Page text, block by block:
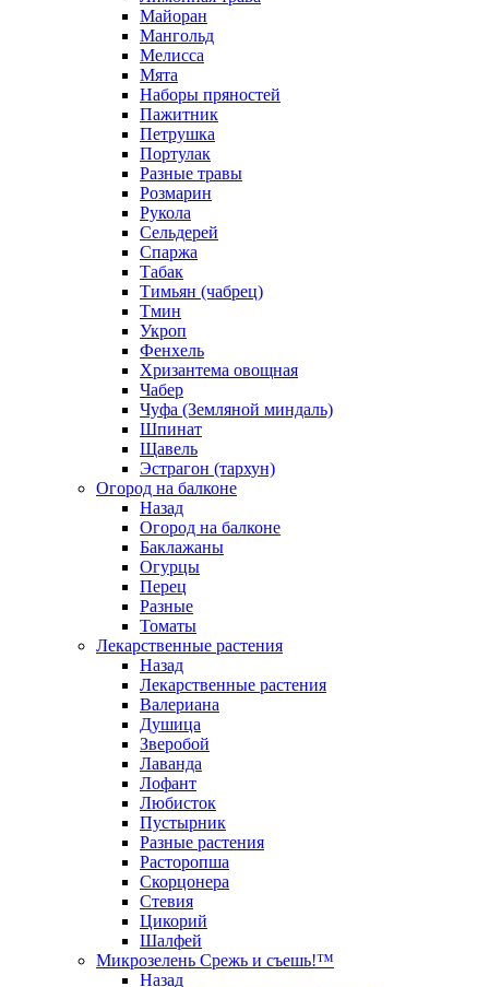
Майоран
Мангольд
Мелисса
Мята
Наборы пряностей
Пажитник
Петрушка
Портулак
Разные травы
Розмарин
Рукола
Сельдерей
Спаржа
Табак
Тимьян (чабрец)
Тмин
Укроп
Фенхель
Хризантема овощная
Чабер
Чуфа (Земляной миндаль)
Шпинат
Щавель
Эстрагон (тархун)
Огород на балконе
Назад
Огород на балконе
Баклажаны
Огурцы
Перец
Разные
Томаты
Лекарственные растения
Назад
Лекарственные растения
Валериана
Душица
Зверобой
Лаванда
Лофант
Любисток
Пустырник
Разные растения
Расторопша
Скорцонера
Стевия
Цикорий
Шалфей
Микрозелень Срежь и съешь!™
Назад